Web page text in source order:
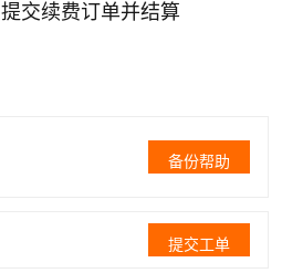
提交续费订单并结算
备份帮助
提交工单